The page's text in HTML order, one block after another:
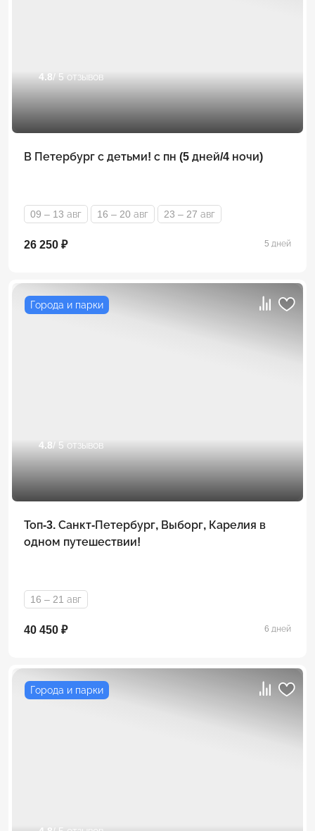
4.8/ 5 отзывов
В Петербург с детьми! с пн (5 дней/4 ночи)
09 – 13 авг 16 – 20 авг 23 – 27 авг
26 250 ₽ 5 дней
Города и парки
4.8/ 5 отзывов
Топ-3. Санкт-Петербург, Выборг, Карелия в
одном путешествии!
16 – 21 авг
40 450 ₽ 6 дней
Города и парки